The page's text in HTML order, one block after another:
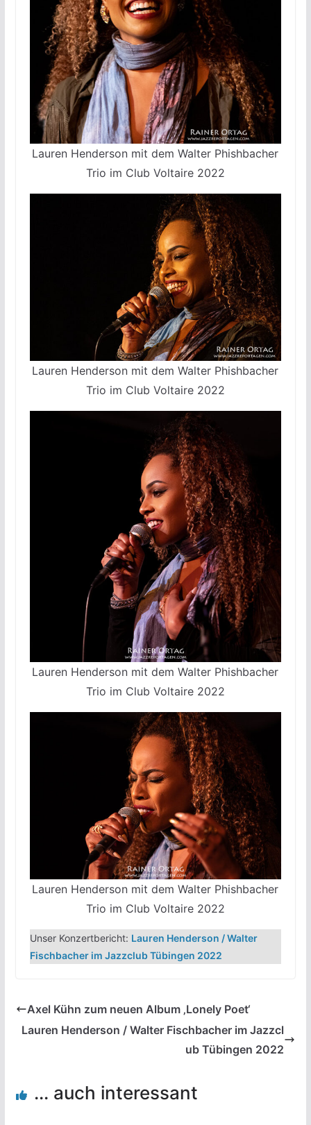
Lauren Henderson mit dem Walter Phishbacher
Trio im Club Voltaire 2022
Lauren Henderson mit dem Walter Phishbacher
Trio im Club Voltaire 2022
Lauren Henderson mit dem Walter Phishbacher
Trio im Club Voltaire 2022
Lauren Henderson mit dem Walter Phishbacher
Trio im Club Voltaire 2022
Unser Konzertbericht: Lauren Henderson / Walter
Fischbacher im Jazzclub Tübingen 2022
Axel Kühn zum neuen Album ‚Lonely Poet‘
Lauren Henderson / Walter Fischbacher im Jazzcl
ub Tübingen 2022
... auch interessant